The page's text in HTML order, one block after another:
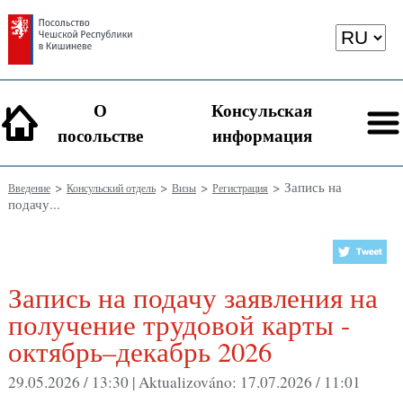
О
посольстве
Консульская
информация
Введение> Консульский отдель> Визы> Регистрация > Запись на
подачу...
Запись на подачу заявления на
получение трудовой карты -
октябрь–декабрь 2026
29.05.2026 / 13:30 |Aktualizováno: 17.07.2026 / 11:01